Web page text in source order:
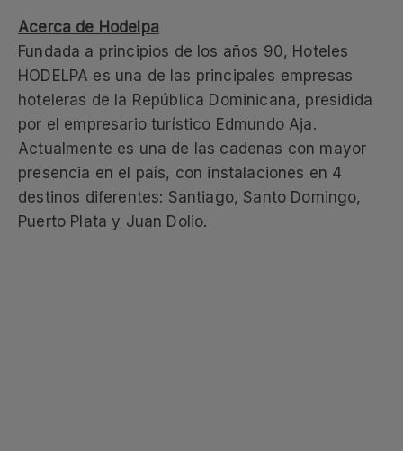
Acerca de Hodelpa
Fundada a principios de los años 90, Hoteles
HODELPA es una de las principales empresas
hoteleras de la República Dominicana, presidida
por el empresario turístico Edmundo Aja.
Actualmente es una de las cadenas con mayor
presencia en el país, con instalaciones en 4
destinos diferentes: Santiago, Santo Domingo,
Puerto Plata y Juan Dolio.